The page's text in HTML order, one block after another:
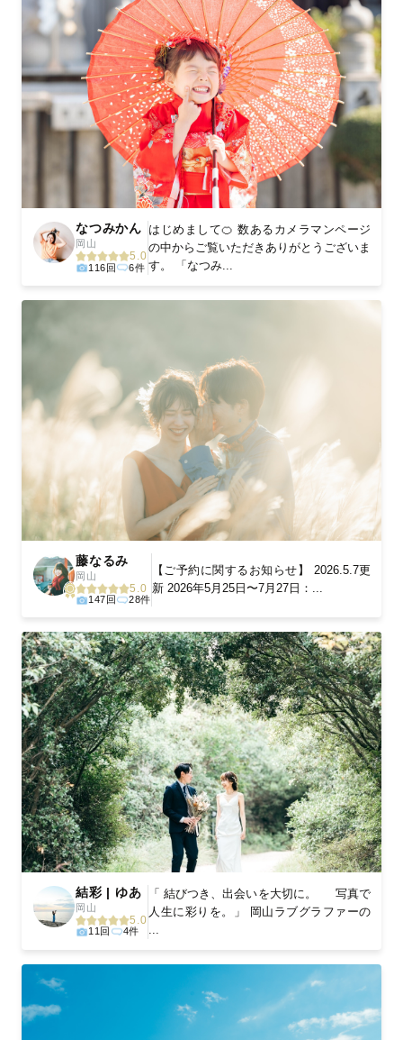
丁寧なレタッチで思い出を美しく仕上げます
撮影後は、独自の編集技術で写真の明るさや色合いを丁寧に調
整。自然な雰囲気を残しつつも、おしゃれで洗練された仕上がり
に。きっと「こんな写真を撮ってほしかった！」と思える一枚に
出会えます。まずは、ラブグラフの撮影事例をご覧ください。
なつみかん
岡山
5.0
116回 6件
はじめまして🍊 数あるカメラマンページ
の中からご覧いただきありがとうございま
す。 「なつみ...
藤なるみ
岡山
5.0
147回 28件
‎【ご予約に関するお知らせ】 2026.5.7更
新 2026年5月25日〜7月27日：...
結彩 | ゆあ
岡山
5.0
11回 4件
「 結びつき、出会いを大切に。 写真で
人生に彩りを。」 岡山ラブグラファーの